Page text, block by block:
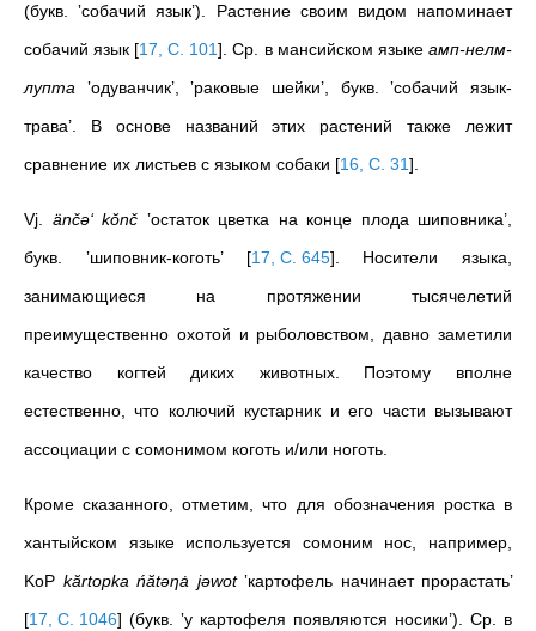
(букв. ‛собачий язык’). Растение своим видом напоминает
собачий язык [17, С. 101] . Ср. в мансийском языкеамп-нелм-
лупта ‛одуванчик’, ‛раковые шейки’, букв. ‛собачий язык-
трава’. В основе названий этих растений также лежит
сравнение их листьев с языком собаки [16, С. 31]
Vj. änčә‘ kŏnč ‛остаток цветка на конце плода шиповника’,
букв. ‛шиповник-коготь’ [17, С. 645] . Носители языка,
занимающиеся на протяжении тысячелетий
преимущественно охотой и рыболовством, давно заметили
качество когтей диких животных. Поэтому вполне
естественно, что колючий кустарник и его части вызывают
ассоциации с сомонимом коготь и/или ноготь.
Кроме сказанного, отметим, что для обозначения ростка в
хантыйском языке используется сомоним нос, например,
KoP kărtоpka ńătәηȧ jəwot‛картофель начинает прорастать’
[17, С. 1046] (букв. ‛у картофеля появляются носики’). Ср. в